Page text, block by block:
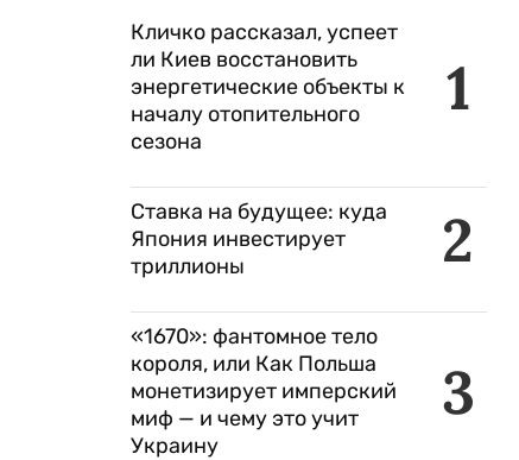
1
Кличко рассказал, успеет
ли Киев восстановить
энергетические объекты к
началу отопительного
сезона
2
Ставка на будущее: куда
Япония инвестирует
триллионы
3
«1670»: фантомное тело
короля, или Как Польша
монетизирует имперский
миф — и чему это учит
Украину